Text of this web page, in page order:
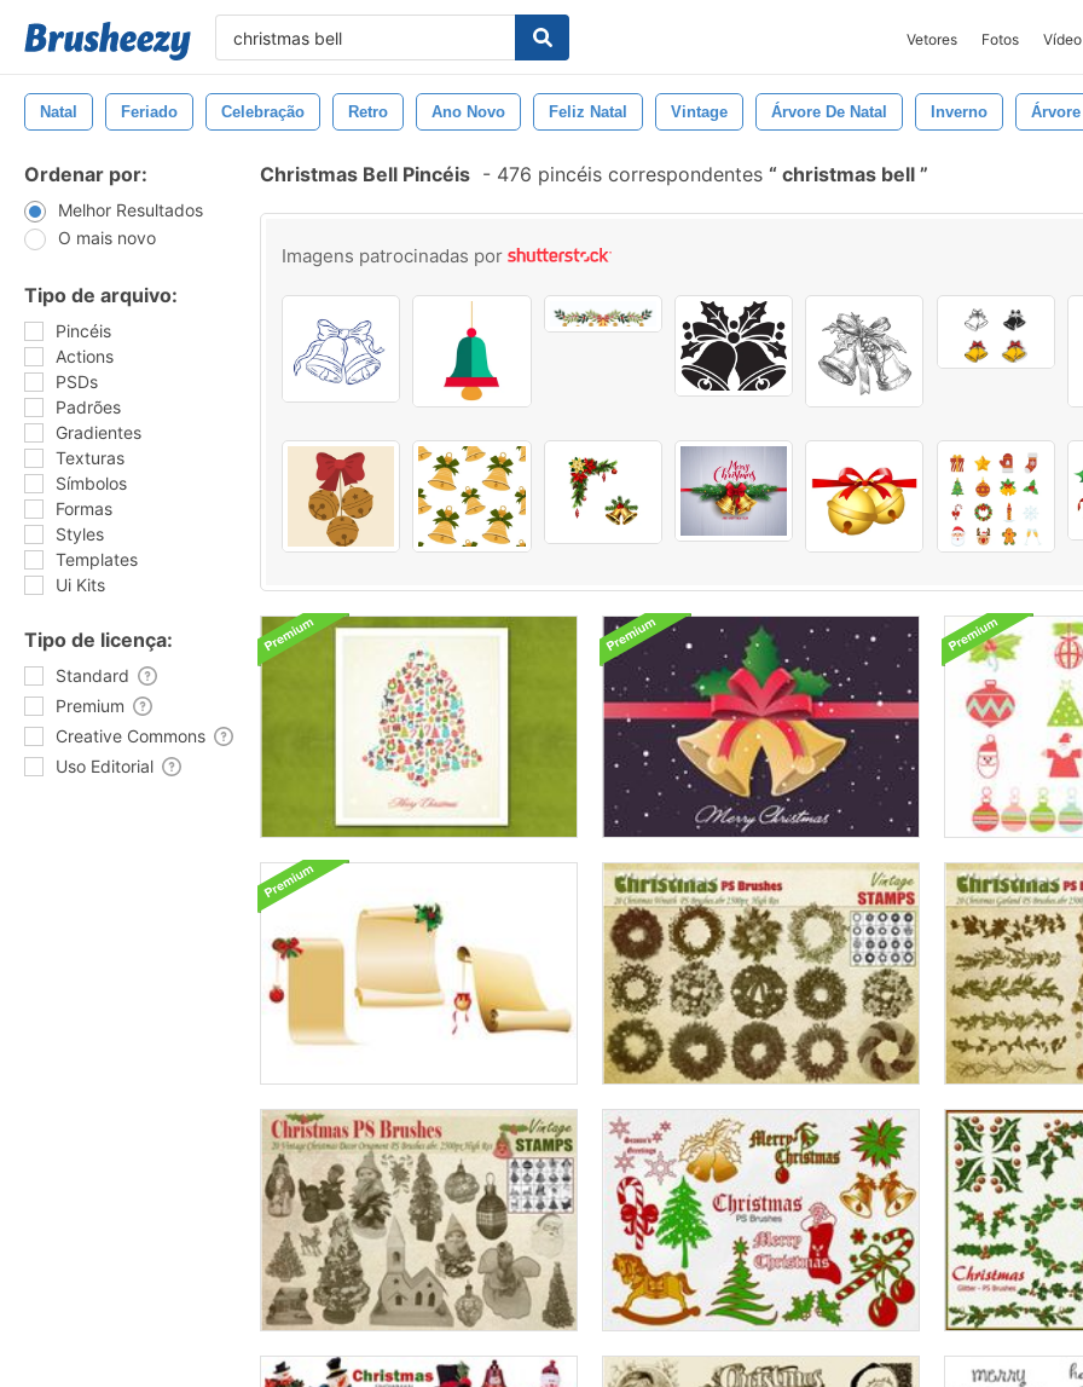
Vetores Fotos Vídeo
Natal Feriado Celebração Retro Ano Novo Feliz Natal Vintage Árvore De Natal Inverno Árvore
Ordenar por:
Melhor Resultados
O mais novo
Tipo de arquivo:
Pincéis
Actions
PSDs
Padrões
Gradientes
Texturas
Símbolos
Formas
Styles
Templates
Ui Kits
Tipo de licença:
Standard
Premium
Creative Commons
Uso Editorial
Christmas Bell Pincéis - 476 pincéis correspondentes christmas bell
Imagens patrocinadas por